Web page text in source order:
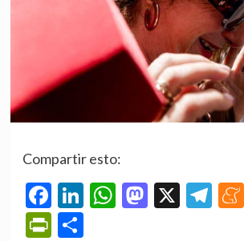
Compartir esto:
Facebook
LinkedIn
WhatsApp
X
PrintFriendly
Compartir